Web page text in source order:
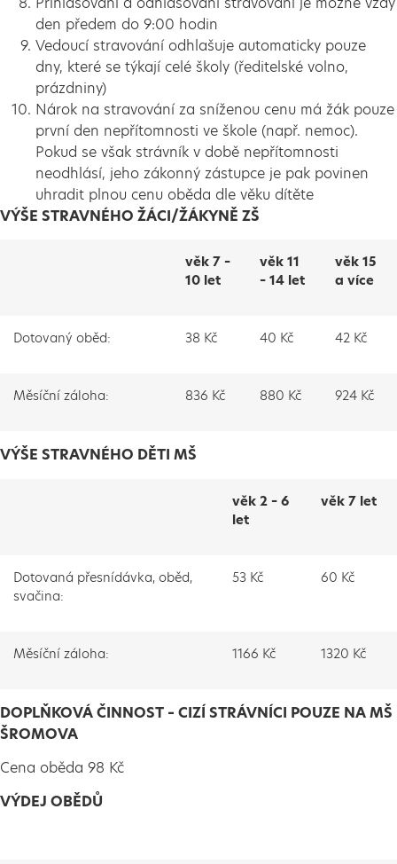
den předem do 9:00 hodin
Vedoucí stravování odhlašuje automaticky pouze
dny, které se týkají celé školy (ředitelské volno,
prázdniny)
Nárok na stravování za sníženou cenu má žák pouze
první den nepřítomnosti ve škole (např. nemoc).
Pokud se však strávník v době nepřítomnosti
neodhlásí, jeho zákonný zástupce je pak povinen
uhradit plnou cenu oběda dle věku dítěte
VÝŠE STRAVNÉHO ŽÁCI/ŽÁKYNĚ ZŠ
věk 7 –
10 let
věk 11
– 14 let
věk 15
a více
Dotovaný oběd: 38 Kč 40 Kč 42 Kč
Měsíční záloha: 836 Kč 880 Kč 924 Kč
VÝŠE STRAVNÉHO DĚTI MŠ
věk 2 – 6
let
věk 7 let
Dotovaná přesnídávka, oběd,
svačina:
53 Kč 60 Kč
Měsíční záloha: 1166 Kč 1320 Kč
DOPLŇKOVÁ ČINNOST – CIZÍ STRÁVNÍCI POUZE NA MŠ
ŠROMOVA
Cena oběda 98 Kč
VÝDEJ OBĚDŮ